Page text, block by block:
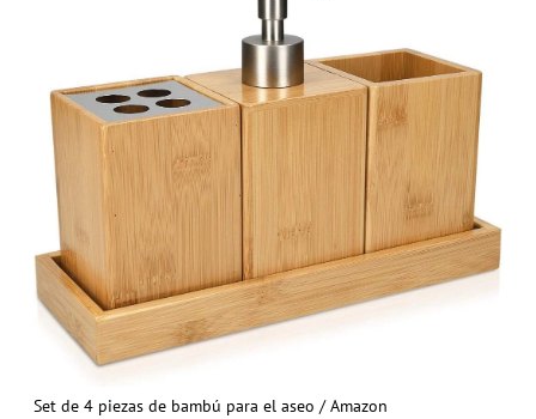
Set de 4 piezas de bambú para el aseo / Amazon